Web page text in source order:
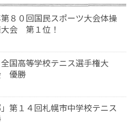
第８０回国民スポーツ大会体操
会 第１位！
国高等学校テニス選手権大
優勝
」第１４回札幌市中学校テニス